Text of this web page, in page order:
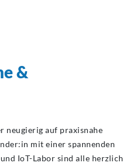
&
neugierig auf praxisnahe
mit einer spannenden
IoT-Labor sind alle herzlich